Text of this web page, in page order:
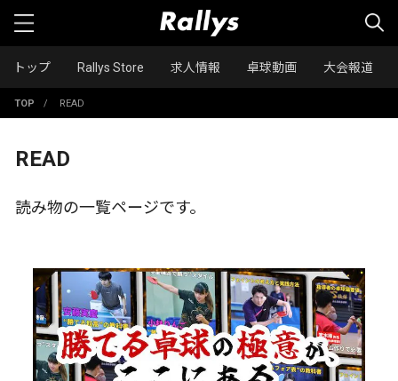
トップ Rallys Store 求人情報 卓球動画 大会報道
TOP / READ
READ
読み物の一覧ページです。